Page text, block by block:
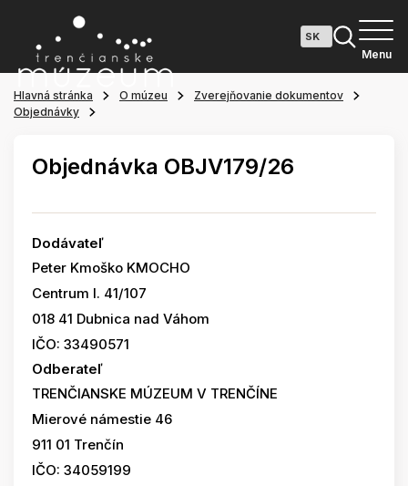
Menu
Hlavná stránka O múzeu
Zverejňovanie dokumentov
Objednávky
Objednávka OBJV179/26
Dodávateľ
Peter Kmoško KMOCHO
Centrum I. 41/107
018 41 Dubnica nad Váhom
IČO: 33490571
Odberateľ
TRENČIANSKE MÚZEUM V TRENČÍNE
Mierové námestie 46
911 01 Trenčín
IČO: 34059199